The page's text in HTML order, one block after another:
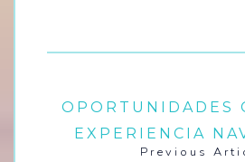
alojamiento: los
para quienes buscan
desconectarse y
OPORTUNIDADES
EXPERIENCIA
Previous